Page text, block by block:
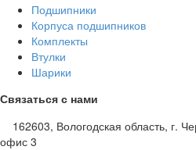
Подшипники
Корпуса подшипников
Комплекты
Втулки
Шарики
Связаться с нами
162603, Вологодская область, г.
офис 3